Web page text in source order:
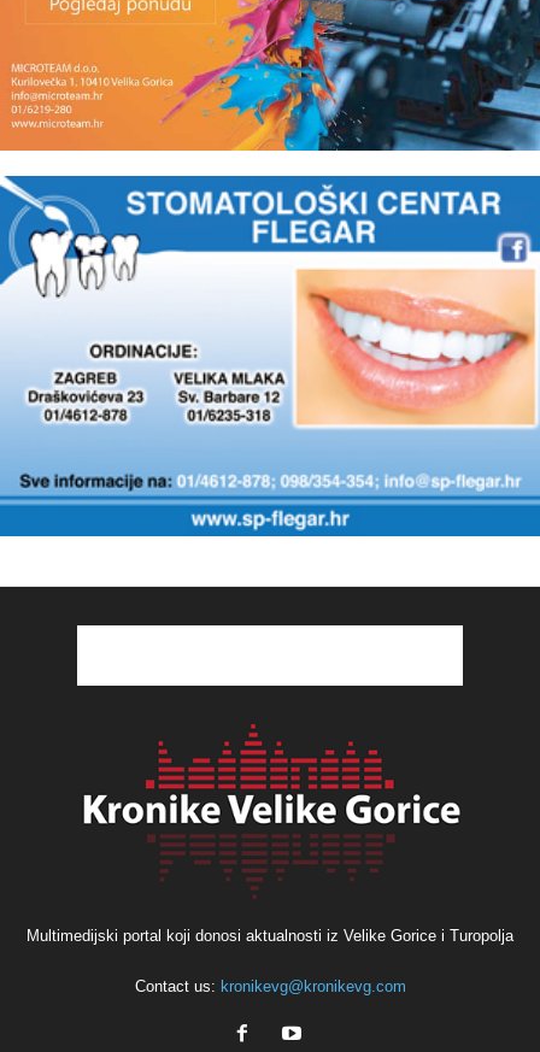
Multimedijski portal koji donosi aktualnosti iz Velike Gorice i Turopolja
Contact us: kronikevg@kronikevg.com